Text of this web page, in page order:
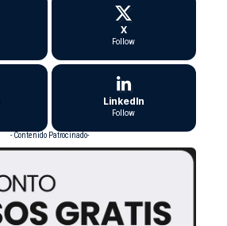
X
Follow
LinkedIn
Follow
- Contenido Patrocinado-